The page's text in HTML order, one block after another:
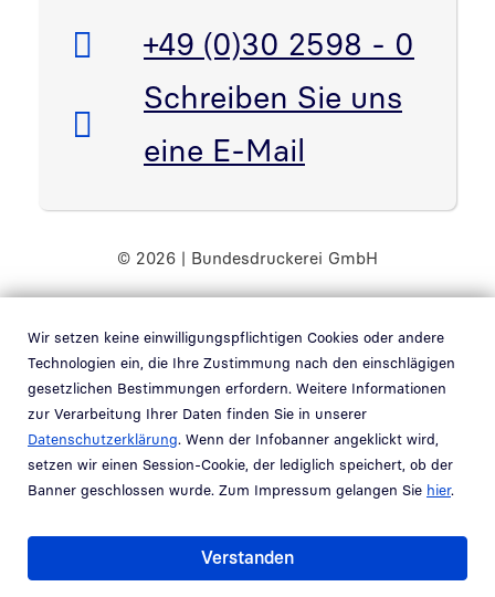
Wir setzen keine einwilligungspflichtigen Cookies oder andere
Technologien ein, die Ihre Zustimmung nach den einschlägigen
gesetzlichen Bestimmungen erfordern. Weitere Informationen
zur Verarbeitung Ihrer Daten finden Sie in unserer
Datenschutzerklärung. Wenn der Infobanner angeklickt wird,
setzen wir einen Session-Cookie, der lediglich speichert, ob der
Banner geschlossen wurde. Zum Impressum gelangen Sie hier.
Verstanden
Telefon:
+49 (0)30 2598 - 0
E-Mail:
Schreiben Sie uns
eine E-Mail
© 2026 | Bundesdruckerei GmbH
Randnavigation Fußzeile
Datenschutz
Impressum
AGB
Barrierefreiheit
Kontakt
Hinweisgebersystem